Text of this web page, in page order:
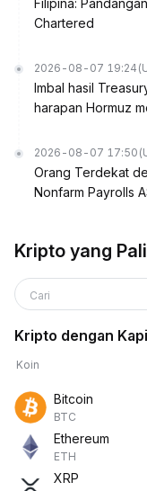
Filipina:
Chartered
2026-08-07 19:24
Imbal hasil
harapan Hormuz
2026-08-07 17:50
Orang Terdekat
Nonfarm Payrolls
Kripto yang
Cari
Kripto dengan
Koin
Bitcoin
BTC
Ethereum
ETH
XRP